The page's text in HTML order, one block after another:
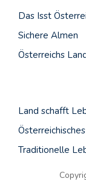
Das Isst
Sichere Almen
Österreichs
Land schafft
Traditionelle